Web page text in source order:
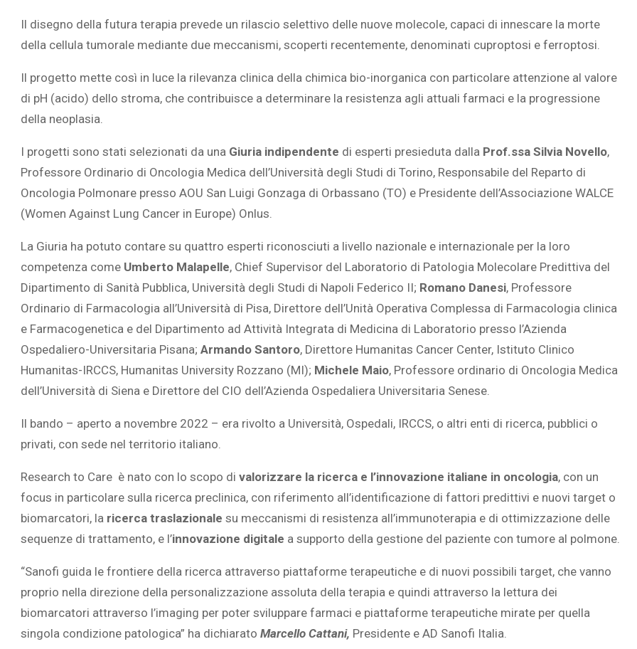
Il disegno della futura terapia prevede un rilascio selettivo delle nuove molecole, capaci di innescare la morte
della cellula tumorale mediante due meccanismi, scoperti recentemente, denominati cuproptosi e ferroptosi.
Il progetto mette così in luce la rilevanza clinica della chimica bio-inorganica con particolare attenzione al valore
di pH (acido) dello stroma, che contribuisce a determinare la resistenza agli attuali farmaci e la progressione
della neoplasia.
I progetti sono stati selezionati da una Giuria indipendente di esperti presieduta dalla Prof.ssa Silvia Novello,
Professore Ordinario di Oncologia Medica dell’Università degli Studi di Torino, Responsabile del Reparto di
Oncologia Polmonare presso AOU San Luigi Gonzaga di Orbassano (TO) e Presidente dell’Associazione WALCE
(Women Against Lung Cancer in Europe) Onlus.
La Giuria ha potuto contare su quattro esperti riconosciuti a livello nazionale e internazionale per la loro
competenza come Umberto Malapelle, Chief Supervisor del Laboratorio di Patologia Molecolare Predittiva del
Dipartimento di Sanità Pubblica, Università degli Studi di Napoli Federico II; Romano Danesi, Professore
Ordinario di Farmacologia all’Università di Pisa, Direttore dell’Unità Operativa Complessa di Farmacologia clinica
e Farmacogenetica e del Dipartimento ad Attività Integrata di Medicina di Laboratorio presso l’Azienda
Ospedaliero-Universitaria Pisana; Armando Santoro, Direttore Humanitas Cancer Center, Istituto Clinico
Humanitas-IRCCS, Humanitas University Rozzano (MI); Michele Maio, Professore ordinario di Oncologia Medica
dell’Università di Siena e Direttore del CIO dell’Azienda Ospedaliera Universitaria Senese.
Il bando – aperto a novembre 2022 – era rivolto a Università, Ospedali, IRCCS, o altri enti di ricerca, pubblici o
privati, con sede nel territorio italiano.
Research to Care è nato con lo scopo di valorizzare la ricerca e l’innovazione italiane in oncologia, con un
focus in particolare sulla ricerca preclinica, con riferimento all’identificazione di fattori predittivi e nuovi target o
biomarcatori, la ricerca traslazionale su meccanismi di resistenza all’immunoterapia e di ottimizzazione delle
sequenze di trattamento, e l’innovazione digitale a supporto della gestione del paziente con tumore al polmone.
“Sanofi guida le frontiere della ricerca attraverso piattaforme terapeutiche e di nuovi possibili target, che vanno
proprio nella direzione della personalizzazione assoluta della terapia e quindi attraverso la lettura dei
biomarcatori attraverso l’imaging per poter sviluppare farmaci e piattaforme terapeutiche mirate per quella
singola condizione patologica” ha dichiarato Marcello Cattani, Presidente e AD Sanofi Italia.